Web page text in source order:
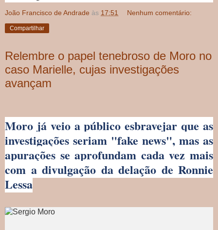
João Francisco de Andrade às 17:51 Nenhum comentário:
Compartilhar
Relembre o papel tenebroso de Moro no
caso Marielle, cujas investigações
avançam
Moro já veio a público esbravejar que as
investigações seriam "fake news", mas as
apurações se aprofundam cada vez mais
com a divulgação da delação de Ronnie
Lessa